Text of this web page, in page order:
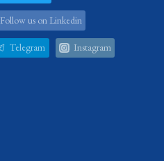
Follow us on Linkedin
Telegram Instagram